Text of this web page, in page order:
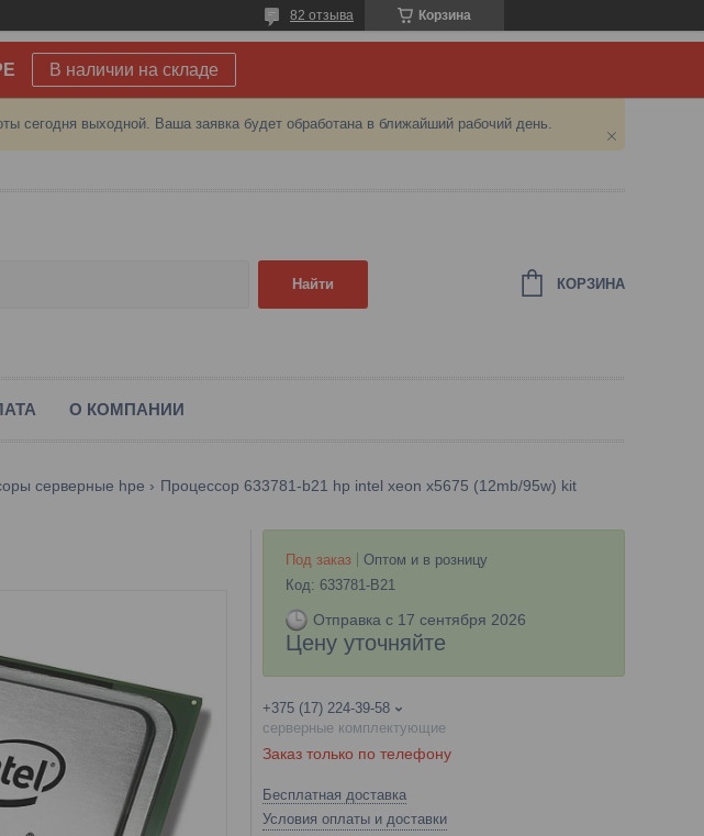
Корзина
82 отзыва
В наличии на складе
сегодня выходной. Ваша заявка будет обработана в ближайший рабочий день.
Найти КОРЗИНА
О КОМПАНИИ
серверные hpe Процессор 633781-b21 hp intel xeon x5675 (12mb/95w) kit
Под заказ
Оптом и в розницу
Код: 633781-B21
Отправка с 17 сентября 2026
Цену уточняйте
+375 (17) 224-39-58
серверные комплектующие
Заказ только по телефону
Бесплатная доставка
Условия оплаты и доставки